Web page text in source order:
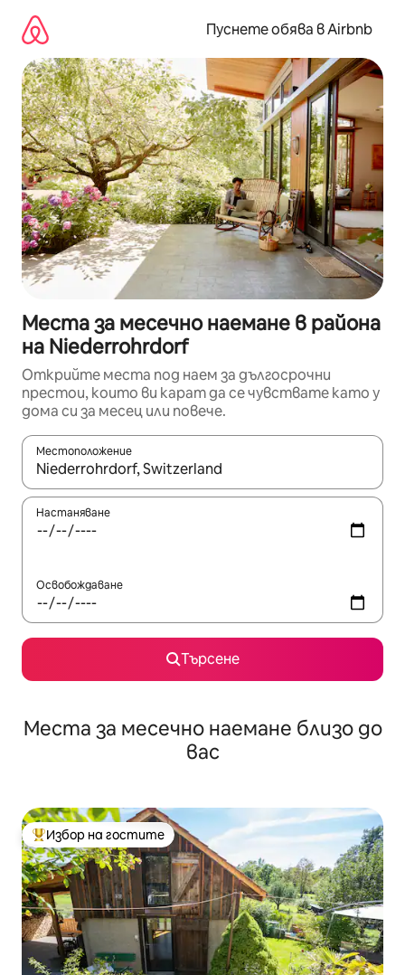
съдържанието
Пуснете обява в Airbnb
Места за месечно наемане в района
на Niederrohrdorf
Открийте места под наем за дългосрочни
престои, които ви карат да се чувствате като у
дома си за месец или повече.
Местоположение
Когато резултатите се покажат, използвайте
Настаняване
Освобождаване
Търсене
Места за месечно наемане близо до
вас
Най-популярен избор на гостите
Избор на гостите